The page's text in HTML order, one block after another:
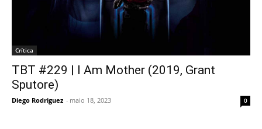
Crítica
TBT #229 | I Am Mother (2019, Grant
Sputore)
Diego Rodriguez - maio 18, 2023 0